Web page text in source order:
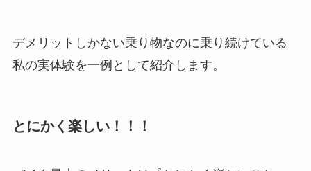
デメリットしかない乗り物なのに乗り続けている
私の実体験を一例として紹介します。
とにかく楽しい！！！